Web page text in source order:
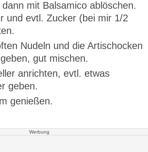
mit Balsamico ablöschen.
und evtl. Zucker (bei mir 1/2
Nudeln und die Artischocken
gut mischen.
anrichten, evtl. etwas
geben.
genießen.
Werbung